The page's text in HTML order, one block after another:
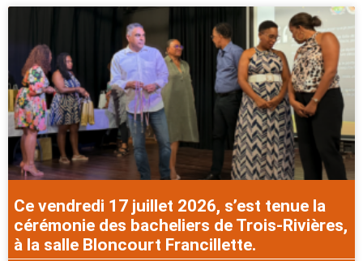
Ce vendredi 17 juillet 2026, s’est tenue la
cérémonie des bacheliers de Trois-Rivières,
à la salle Bloncourt Francillette.